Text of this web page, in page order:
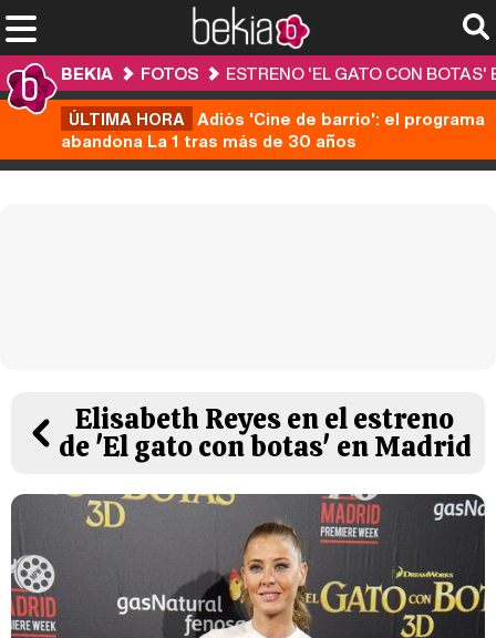
BEKIA FOTOS
ESTRENO 'EL GATO CON BOTAS'
ÚLTIMA HORA Adiós 'Cine de barrio': el programa
abandona La 1 tras más de 30 años
Elisabeth Reyes en el estreno
de 'El gato con botas' en Madrid